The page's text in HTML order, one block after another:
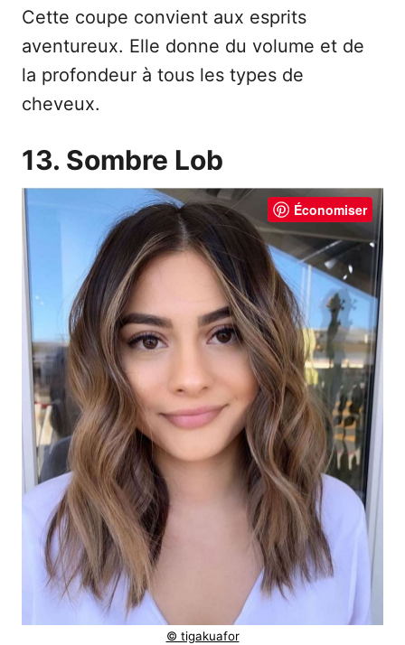
Cette coupe convient aux esprits
aventureux. Elle donne du volume et de
la profondeur à tous les types de
cheveux.
13. Sombre Lob
Économiser
© tigakuafor